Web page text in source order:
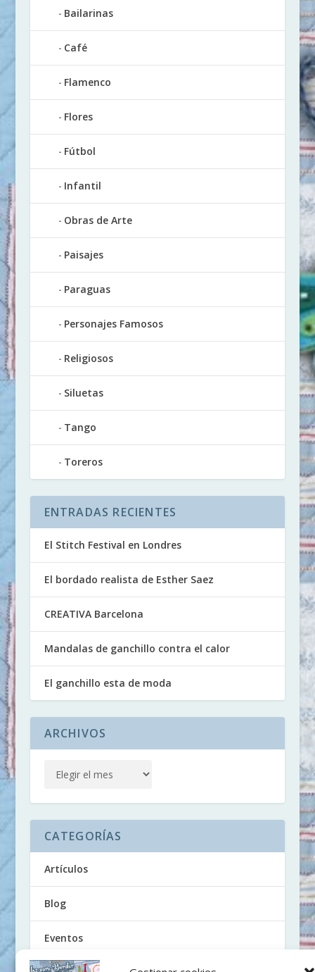
Bailarinas
Café
Flamenco
Flores
Fútbol
Infantil
Obras de Arte
Paisajes
Paraguas
Personajes Famosos
Religiosos
Siluetas
Tango
Toreros
ENTRADAS RECIENTES
El Stitch Festival en Londres
El bordado realista de Esther Saez
CREATIVA Barcelona
Mandalas de ganchillo contra el calor
El ganchillo esta de moda
ARCHIVOS
CATEGORÍAS
Artículos
Blog
Eventos